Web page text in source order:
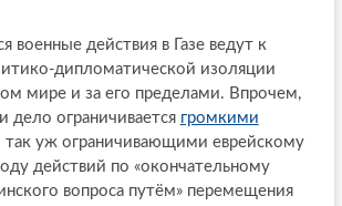
военные действия в Газе ведут к
дипломатической изоляции
мире и за его пределами. Впрочем,
дело ограничивается громкими
так уж ограничивающими еврейскому
действий по «окончательному
вопроса путём» перемещения